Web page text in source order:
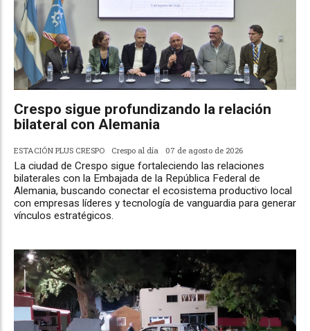
Crespo sigue profundizando la relación
bilateral con Alemania
ESTACIÓN PLUS CRESPO Crespo al día 07 de agosto de 2026
La ciudad de Crespo sigue fortaleciendo las relaciones
bilaterales con la Embajada de la República Federal de
Alemania, buscando conectar el ecosistema productivo local
con empresas líderes y tecnología de vanguardia para generar
vínculos estratégicos.